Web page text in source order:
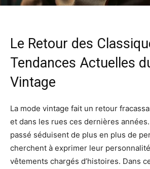
Le Retour des
Tendances Actuelles
Vintage
La mode vintage fait un retour
et dans les rues ces dernières
passé séduisent de plus en plus de
cherchent à exprimer leur
vêtements chargés d’histoires. Dans